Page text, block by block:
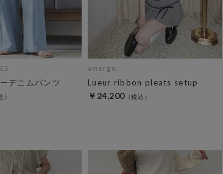
デニムパンツ
amerge.
Lueur ribbon pleats setup
￥24,200